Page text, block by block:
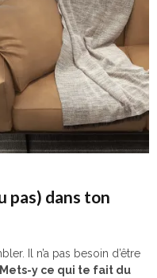
pas) dans ton
Il n’a pas besoin d’être
Mets-y ce qui te fait du